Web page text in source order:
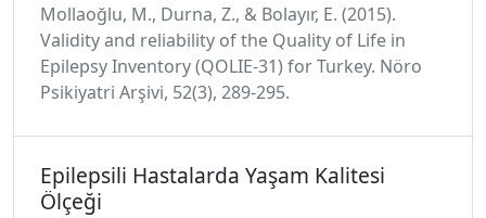
Mollaoğlu, M., Durna, Z., & Bolayır, E. (2015).
Validity and reliability of the Quality of Life in
Epilepsy Inventory (QOLIE-31) for Turkey. Nöro
Psikiyatri Arşivi, 52(3), 289-295.
Epilepsili Hastalarda Yaşam Kalitesi
Ölçeği